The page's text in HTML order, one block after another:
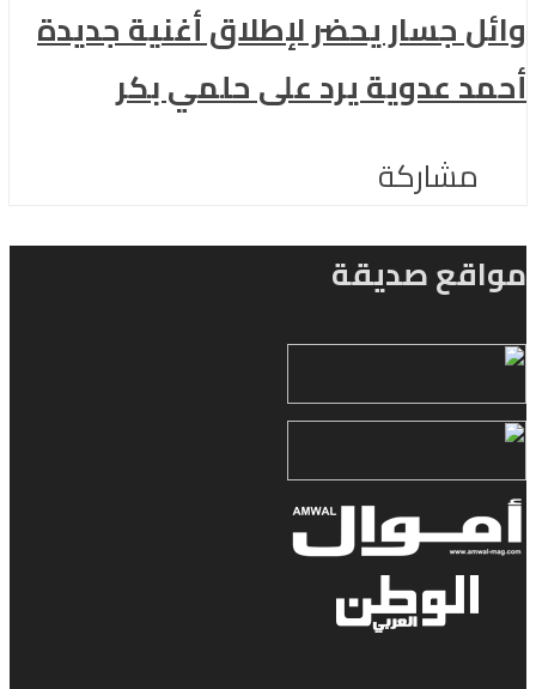
وائل جسار يحضر لإطلاق أغنية جديدة
أحمد عدوية يرد على حلمي بكر
مشاركة
مواقع صديقة